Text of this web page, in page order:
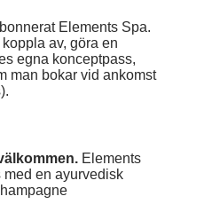
Elements Spa.
av, göra en
egna konceptpass,
man bokar vid ankomst
Elements
en ayurvedisk